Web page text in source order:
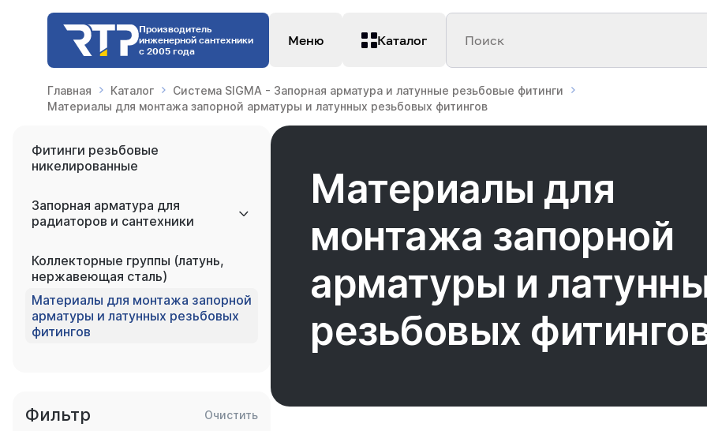
Производитель
инженерной сантехники
с 2005 года
Меню Каталог Поиск
Главная Каталог
Система SIGMA - Запорная арматура и латунные резьбовые фитинги
Материалы для монтажа запорной арматуры и латунных резьбовых фитингов
Фитинги резьбовые
никелированные
Запорная арматура для
радиаторов и сантехники
Коллекторные группы (латунь,
нержавеющая сталь)
Материалы для монтажа запорной
арматуры и латунных резьбовых
фитингов
Фильтр Очистить
Материалы для
монтажа запорной
арматуры и
резьбовых